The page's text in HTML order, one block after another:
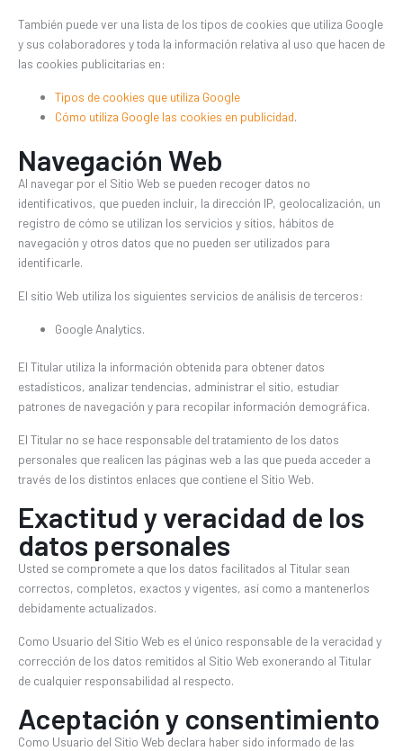
También puede ver una lista de los tipos de cookies que utiliza Google
y sus colaboradores y toda la información relativa al uso que hacen de
las cookies publicitarias en:
Tipos de cookies que utiliza Google
Cómo utiliza Google las cookies en publicidad.
Navegación Web
Al navegar por el Sitio Web se pueden recoger datos no
identificativos, que pueden incluir, la dirección IP, geolocalización, un
registro de cómo se utilizan los servicios y sitios, hábitos de
navegación y otros datos que no pueden ser utilizados para
identificarle.
El sitio Web utiliza los siguientes servicios de análisis de terceros:
Google Analytics.
El Titular utiliza la información obtenida para obtener datos
estadísticos, analizar tendencias, administrar el sitio, estudiar
patrones de navegación y para recopilar información demográfica.
El Titular no se hace responsable del tratamiento de los datos
personales que realicen las páginas web a las que pueda acceder a
través de los distintos enlaces que contiene el Sitio Web.
Exactitud y veracidad de los
datos personales
Usted se compromete a que los datos facilitados al Titular sean
correctos, completos, exactos y vigentes, así como a mantenerlos
debidamente actualizados.
Como Usuario del Sitio Web es el único responsable de la veracidad y
corrección de los datos remitidos al Sitio Web exonerando al Titular
de cualquier responsabilidad al respecto.
Aceptación y consentimiento
Como Usuario del Sitio Web declara haber sido informado de las